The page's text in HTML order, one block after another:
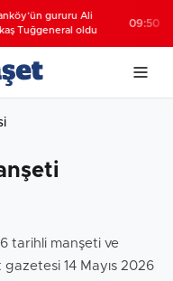
gururu Ali
Tuğgeneral oldu
09:50
tarihli manşeti ve
gazetesi 14 Mayıs 2026